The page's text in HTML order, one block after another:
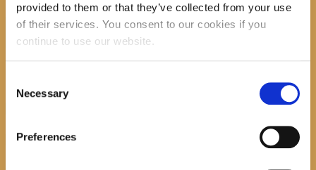
provided to them or that they’ve collected from your use
of their services. You consent to our cookies if you
continue to use our website.
Selection
Necessary
Preferences
Search